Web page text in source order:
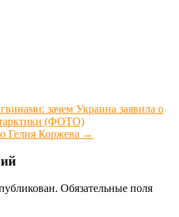
зачем Украина заявила о
(ФОТО)
Гелия Коржева →
Обязательные поля